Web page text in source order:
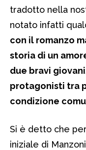
tradotto nella
notato infatti
con il romanzo
storia di un
due bravi
protagonisti tra
condizione
Si è detto che
iniziale di